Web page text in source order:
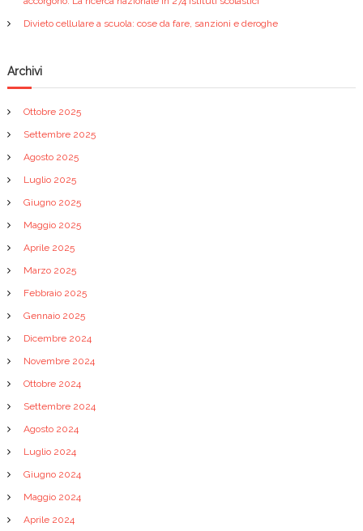
Divieto cellulare a scuola: cose da fare, sanzioni e deroghe
Archivi
Ottobre 2025
Settembre 2025
Agosto 2025
Luglio 2025
Giugno 2025
Maggio 2025
Aprile 2025
Marzo 2025
Febbraio 2025
Gennaio 2025
Dicembre 2024
Novembre 2024
Ottobre 2024
Settembre 2024
Agosto 2024
Luglio 2024
Giugno 2024
Maggio 2024
Aprile 2024